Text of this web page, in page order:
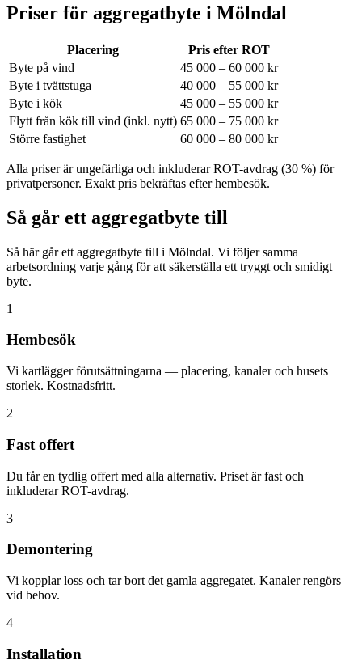
Priser för aggregatbyte i Mölndal
Placering
Pris efter ROT
Byte på vind
45 000 – 60 000 kr
Byte i tvättstuga
40 000 – 55 000 kr
Byte i kök
45 000 – 55 000 kr
Flytt från kök till vind (inkl. nytt) 65 000 – 75 000 kr
Större fastighet
60 000 – 80 000 kr
Alla priser är ungefärliga och inkluderar ROT-avdrag (30 %) för
privatpersoner. Exakt pris bekräftas efter hembesök.
Så går ett aggregatbyte till
Så här går ett aggregatbyte till i Mölndal. Vi följer samma
arbetsordning varje gång för att säkerställa ett tryggt och smidigt
byte.
1
Hembesök
Vi kartlägger förutsättningarna — placering, kanaler och husets
storlek. Kostnadsfritt.
2
Fast offert
Du får en tydlig offert med alla alternativ. Priset är fast och
inkluderar ROT-avdrag.
3
Demontering
Vi kopplar loss och tar bort det gamla aggregatet. Kanaler rengörs
vid behov.
4
Installation